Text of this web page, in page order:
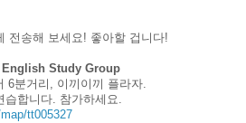
전송해 보세요! 좋아할 겁니다!
English Study Group
6분거리, 이끼이끼 플라자.
습합니다. 참가하세요.
tt005327